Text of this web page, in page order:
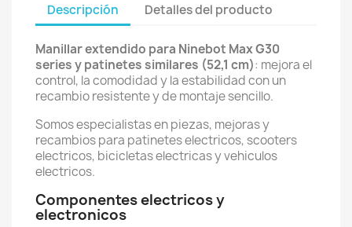
Descripción Detalles del producto
Manillar extendido para Ninebot Max G30
series y patinetes similares (52,1 cm): mejora el
control, la comodidad y la estabilidad con un
recambio resistente y de montaje sencillo.
Somos especialistas en piezas, mejoras y
recambios para patinetes electricos, scooters
electricos, bicicletas electricas y vehiculos
electricos.
Componentes electricos y
electronicos